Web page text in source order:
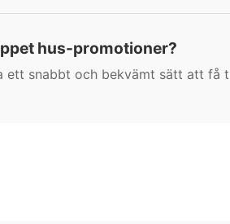
hus-promotioner?
ett snabbt och bekvämt sätt att